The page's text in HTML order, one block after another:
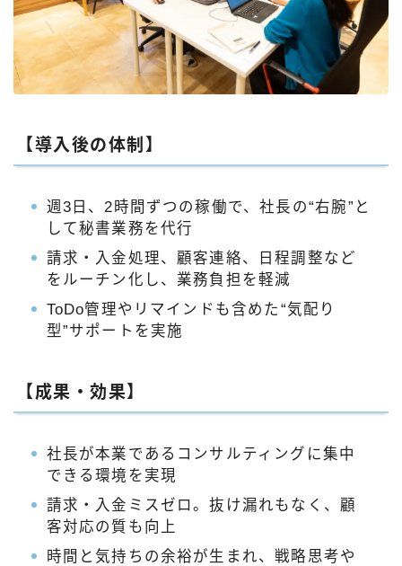
【導入後の体制】
週3日、2時間ずつの稼働で、社長の“右腕”と
して秘書業務を代行
請求・入金処理、顧客連絡、日程調整など
をルーチン化し、業務負担を軽減
ToDo管理やリマインドも含めた“気配り
型”サポートを実施
【成果・効果】
社長が本業であるコンサルティングに集中
できる環境を実現
請求・入金ミスゼロ。抜け漏れもなく、顧
客対応の質も向上
時間と気持ちの余裕が生まれ、戦略思考や